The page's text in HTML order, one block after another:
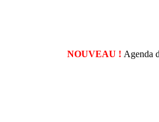
NOUVEAU ! Agenda